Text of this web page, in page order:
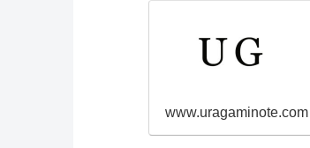
www.uragaminote.com